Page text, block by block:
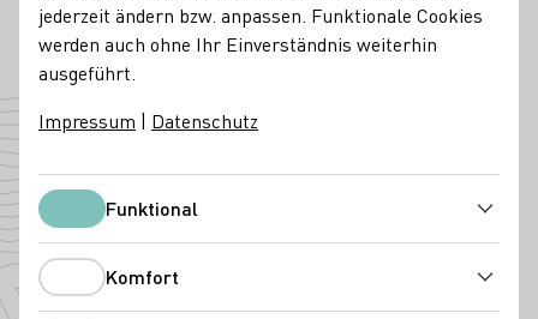
Weinhaus Zur Sonnenuhr
06632 Freyburg (Unstrut)- Bahnhofstraße 10 Saale-
Unstrut Deutschland
Angebaute Rebsorten
jederzeit ändern bzw. anpassen. Funktionale Cookies
werden auch ohne Ihr Einverständnis weiterhin
ausgeführt.
Impressum | Datenschutz
FunktionalFunktional
Komfort